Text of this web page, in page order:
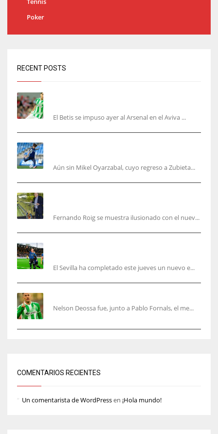
Poker
RECENT POSTS
El Betis se impuso ayer al Arsenal en el Aviva ...
Aún sin Mikel Oyarzabal, cuyo regreso a Zubieta...
Fernando Roig se muestra ilusionado con el nuev...
El Sevilla ha completado este jueves un nuevo e...
Nelson Deossa fue, junto a Pablo Fornals, el me...
COMENTARIOS RECIENTES
Un comentarista de WordPressen ¡Hola mundo!